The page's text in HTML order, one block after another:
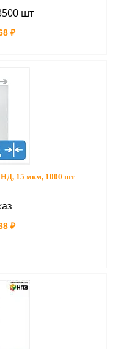
шт
₽
15 мкм, 1000 шт
₽